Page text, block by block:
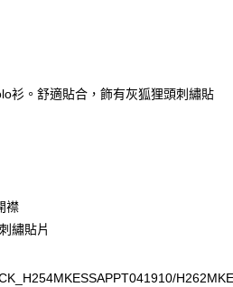
含以上)免運費
含以上)免運費
衫。舒適貼合，飾有灰狐狸頭刺繡貼
襟
繡貼片
H262MKE